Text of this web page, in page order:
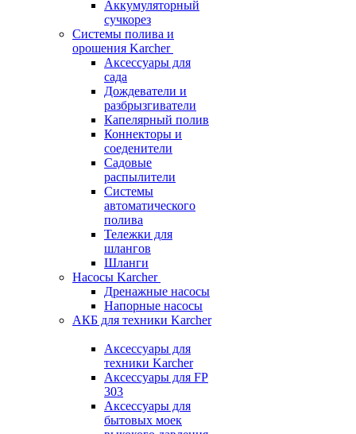
Аккумуляторный
сучкорез
Системы полива и
орошения Karcher
Аксессуары для
сада
Дождеватели и
разбрызгиватели
Капелярный полив
Коннекторы и
соеденители
Садовые
распылители
Системы
автоматического
полива
Тележки для
шлангов
Шланги
Насосы Karcher
Дренажные насосы
Напорные насосы
АКБ для техники Karcher
Аксессуары для
техники Karcher
Аксессуары для FP
303
Аксессуары для
бытовых моек